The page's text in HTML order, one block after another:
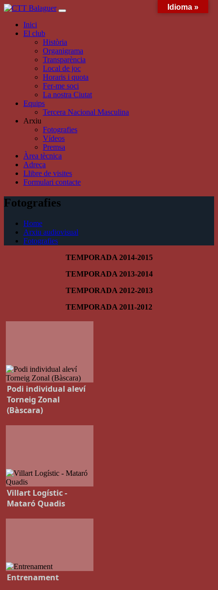
Skip
contentInici
El club
Història
Organigrama
Transparència
Local de joc
Horaris i quota
Fer-me soci
La nostra Ciutat
Equips
Tercera Nacional Masculina
Arxiu
Fotografies
Vídeos
Premsa
Àrea tècnica
Adreça
Llibre de visites
Formulari contacte
Fotografies
Home
Arxiu audiovisual
Fotografies
TEMPORADA 2014-2015
TEMPORADA 2013-2014
TEMPORADA 2012-2013
TEMPORADA 2011-2012
Podi individual aleví
Torneig Zonal
(Bàscara)
Villart Logístic -
Mataró Quadis
Entrenament
Idioma »